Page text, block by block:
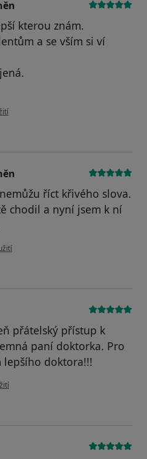
kterou znám.
a se vším si ví
Váš účet byl odstraněn
říct křivého slova.
chodil a nyní jsem k ní
Váš účet byl odstraněn
přátelský přístup k
paní doktorka. Pro
lepšího doktora!!!
Jirka